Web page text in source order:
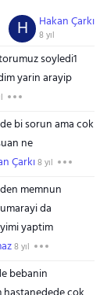
Hakan Çarkı
8 yıl
H
soyledi1
yarin arayip
bi sorun ama cok
ne
Çarkı8 yıl
memnun
da
yaptim
8 yıl
bebanin